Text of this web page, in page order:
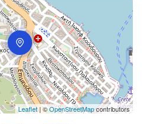
Leaflet| ©OpenStreetMapcontributors